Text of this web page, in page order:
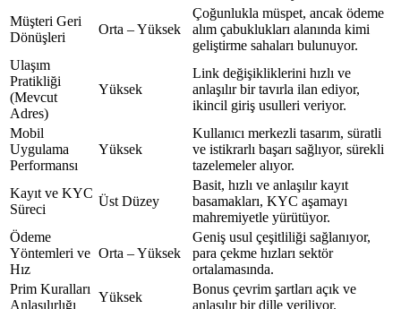
Müşteri Geri
Dönüşleri
Orta – Yüksek
Çoğunlukla müspet, ancak ödeme
alım çabuklukları alanında kimi
geliştirme sahaları bulunuyor.
Ulaşım
Pratikliği
(Mevcut
Adres)
Yüksek
Link değişikliklerini hızlı ve
anlaşılır bir tavırla ilan ediyor,
ikincil giriş usulleri veriyor.
Mobil
Uygulama
Performansı
Yüksek
Kullanıcı merkezli tasarım, süratli
ve istikrarlı başarı sağlıyor, sürekli
tazelemeler alıyor.
Kayıt ve KYC
Süreci
Üst Düzey
Basit, hızlı ve anlaşılır kayıt
basamakları, KYC aşamayı
mahremiyetle yürütüyor.
Ödeme
Yöntemleri ve
Hız
Orta – Yüksek
Geniş usul çeşitliliği sağlanıyor,
para çekme hızları sektör
ortalamasında.
Prim Kuralları
Anlaşılırlığı
Yüksek
Bonus çevrim şartları açık ve
anlaşılır bir dille veriliyor.